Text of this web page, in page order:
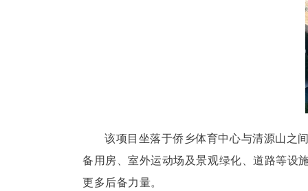
该项目坐落于侨乡体育中心与清源山之
备用房、室外运动场及景观绿化、道路等设
更多后备力量。